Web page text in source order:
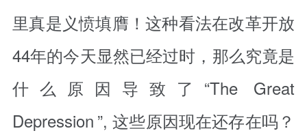
里真是义愤填膺！这种看法在改革开放
44年的今天显然已经过时，那么究竟是
什么原因导致了“The Great
Depression ”, 这些原因现在还存在吗？